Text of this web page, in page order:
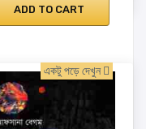
ADD TO CART
একটু পড়ে দেখুন